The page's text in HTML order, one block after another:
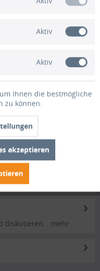
8,02 EUR
Amphibienschutzzaun
mehr
diskutieren... mehr
Aktiv
Aktiv
Ihnen die bestmögliche
zu können.
akzeptieren